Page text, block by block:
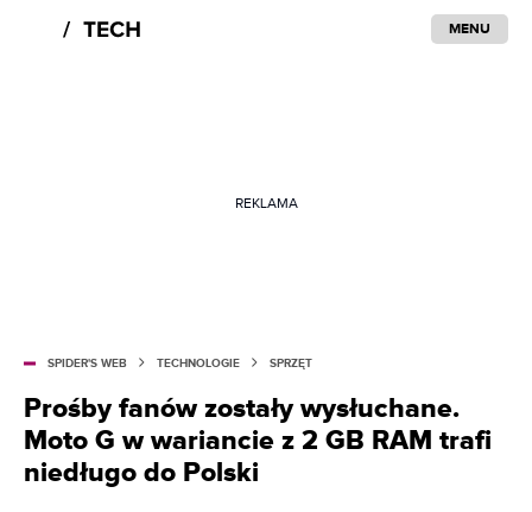
MENU
REKLAMA
SPIDER'S WEB TECHNOLOGIE SPRZĘT
Prośby fanów zostały wysłuchane.
Moto G w wariancie z 2 GB RAM trafi
niedługo do Polski